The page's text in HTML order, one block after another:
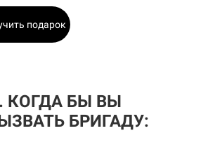
подарок
КОГДА БЫ ВЫ
БРИГАДУ: